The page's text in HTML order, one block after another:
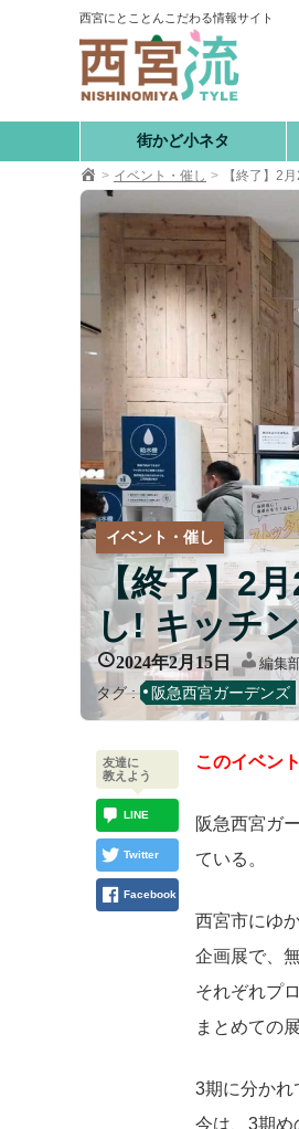
西宮にとことんこだわる情報サイト
街かど小ネタ
イベント・催し 【終了】2
イベント・催し
【終了】2
し! キッチ
2024年2月15日 編集
タグ : 阪急西宮ガーデンズ
このイベン
阪急西宮ガ
ている。
西宮市にゆ
企画展で、
それぞれプ
まとめての展
3期に分かれ
今は、3期め
友達に
教えよう
LINE
Twitter
Facebook